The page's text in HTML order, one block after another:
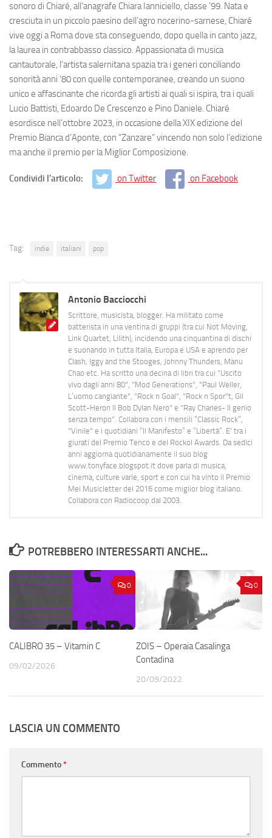
sonoro di Chiaré, all’anagrafe Chiara Ianniciello, classe ’99. Nata e
cresciuta in un piccolo paesino dell’agro nocerino-sarnese, Chiaré
vive oggi a Roma dove sta conseguendo, dopo quella in canto jazz,
la laurea in contrabbasso classico. Appassionata di musica
cantautorale, l’artista salernitana spazia tra i generi conciliando
sonorità anni ’80 con quelle contemporanee, creando un suono
unico e affascinante che ricorda gli artisti ai quali si ispira, tra i quali
Lucio Battisti, Edoardo De Crescenzo e Pino Daniele. Chiaré
esordisce nell’ottobre 2023, in occasione della XIX edizione del
Premio Bianca d’Aponte, con “Zanzare” vincendo non solo l’edizione
ma anche il premio per la Miglior Composizione.
Condividi l'articolo: on Twitter on Facebook
Tag: indie italiani pop
Antonio Bacciocchi
Scrittore, musicista, blogger. Ha militato come
batterista in una ventina di gruppi (tra cui Not Moving,
Link Quartet, Lilith), incidendo una cinquantina di dischi
e suonando in tutta Italia, Europa e USA e aprendo per
Clash, Iggy and the Stooges, Johnny Thunders, Manu
Chao etc. Ha scritto una decina di libri tra cui "Uscito
vivo dagli anni 80", "Mod Generations", "Paul Weller,
L’uomo cangiante", "Rock n Goal", "Rock n Spor"t, Gil
Scott-Heron Il Bob Dylan Nero" e "Ray Charles- Il genio
senza tempo". Collabora con i mensili “Classic Rock”,
"Vinile" e i quotidiani “Il Manifesto” e “Libertà”. E' tra i
giurati del Premio Tenco e del Rockol Awards. Da sedici
anni aggiorna quotidianamente il suo blog
www.tonyface.blogspot.it dove parla di musica,
cinema, culture varie, sport e con cui ha vinto il Premio
Mei Musicletter del 2016 come miglior blog italiano.
Collabora con Radiocoop dal 2003.
POTREBBERO INTERESSARTI ANCHE...
0
CALIBRO 35 – Vitamin C
09/02/2026
0
ZOIS – Operaia Casalinga
Contadina
20/09/2022
LASCIA UN COMMENTO
Commento*